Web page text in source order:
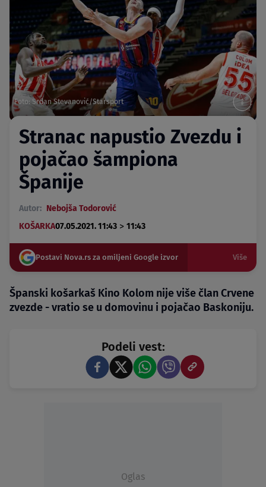
Foto: Srđan Stevanović/Starsport
Stranac napustio Zvezdu i
pojačao šampiona
Španije
Autor: Nebojša Todorović
KOŠARKA07.05.2021. 11:43 > 11:43
Postavi Nova.rs za omiljeni Google izvor Više
Španski košarkaš Kino Kolom nije više član Crvene
zvezde - vratio se u domovinu i pojačao Baskoniju.
Podeli vest:
Oglas